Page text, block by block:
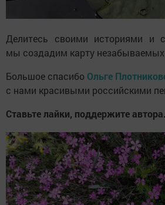
Делитесь своими историями и
мы создадим карту
Большое спасибо Ольге
с нами красивыми российскими
Ставьте лайки, поддержите автора.